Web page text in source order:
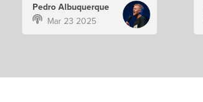
Pedro Albuquerque
Mar 23 2025